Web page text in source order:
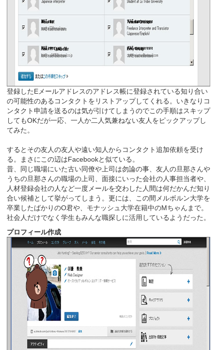
登録したEメールアドレスのアドレス帳に登録されている知り合い
の可能性のあるコンタクトをリストアップしてくれる。いきなりコ
ンタクト申請を送るのは気が引けてしまうのでこの手順はスキップ
してもOKだが一応、一人か二人気兼ねない友人をピックアップし
てみた。
するとその友人の友人や遠い知人からコンタクト追加依頼を受け
る。まさにこの辺はFacebookと似ている。
昔、同じ職場にいた古い同僚や上司は勿論の事、友人の旦那さんや
うちの旦那さんの職場の上司、面接にいった会社の人事担当者や、
人材登録会社の人など一度メールを交わした人間は何だかんだ知り
合い候補として挙がってしまう。更には、この間メルボルン大学を
卒業したばかりのO君や、モナッシュ大学在籍中のMちゃんまで。
社会人だけでなく学生もみんな職探しに活用しているようだった。
プロフィール作成